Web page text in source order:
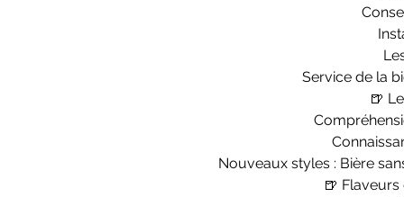
Service de la
🍺
Nouveaux styles : Bière
🍺